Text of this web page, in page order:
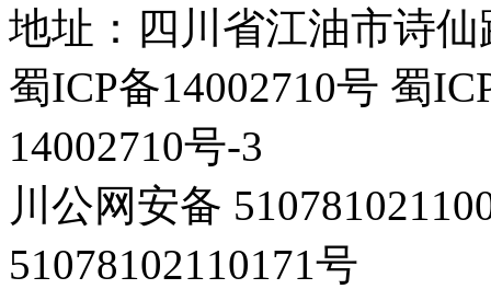
地址：四川省江油市诗仙
蜀ICP备14002710号 蜀
14002710号-3
川公网安备
51078102110171号